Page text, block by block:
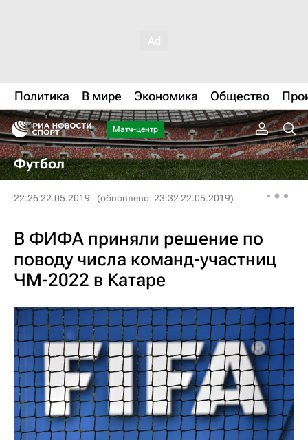
Политика В мире Экономика Общество
Матч-центр
Футбол
22:26 22.05.2019 (обновлено: 23:32 22.05.2019)
В ФИФА приняли решение по
поводу числа команд-участниц
ЧМ-2022 в Катаре